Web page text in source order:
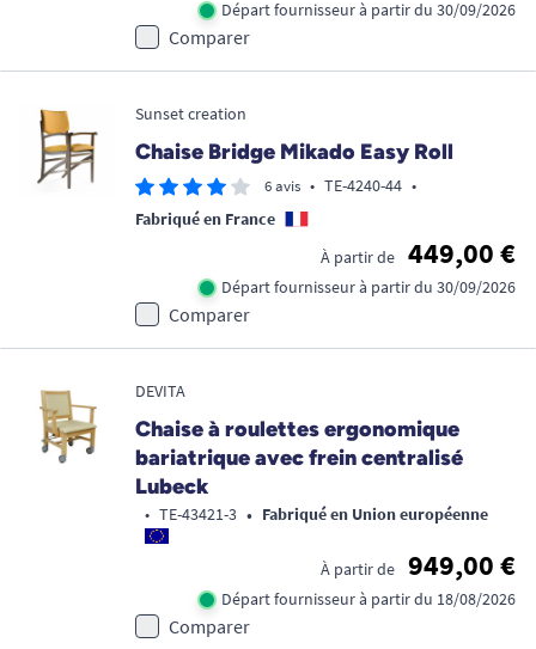
Départ fournisseur à partir du 30/09/2026
Comparer
Sunset creation
Chaise Bridge Mikado Easy Roll
6 avis • TE-4240-44 •
Fabriqué en France
À partir de
449,00 €
Départ fournisseur à partir du 30/09/2026
Comparer
DEVITA
Chaise à roulettes ergonomique
bariatrique avec frein centralisé
Lubeck
• TE-43421-3 • Fabriqué en Union européenne
À partir de 949,00 €
Départ fournisseur à partir du 18/08/2026
Comparer